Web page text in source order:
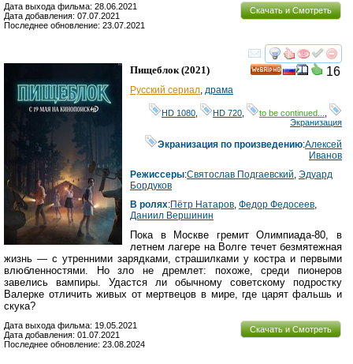
Скачать и Смотреть
Дата выхода фильма: 28.06.2021
Дата добавления: 07.07.2021
Последнее обновление: 23.07.2021
смотреть
16
Пищеблок (2021)
Русский сериал драма
HD 1080 HD 720 to be continued...
Экранизация
Экранизация по произведению:Алексей
Иванов
Режиссеры:Святослав Подгаевский Эдуард
Бордуков
В ролях:Пётр Натаров Федор Федосеев
Даниил Вершинин
Пока в Москве гремит Олимпиада-80, в
летнем лагере на Волге течет безмятежная
жизнь — с утренними зарядками, страшилками у костра и первыми
влюбленностями. Но зло не дремлет: похоже, среди пионеров
завелись вампиры. Удастся ли обычному советскому подростку
Валерке отличить живых от мертвецов в мире, где царят фальшь и
скука?
Скачать и Смотреть
Дата выхода фильма: 19.05.2021
Дата добавления: 01.07.2021
Последнее обновление: 23.08.2024